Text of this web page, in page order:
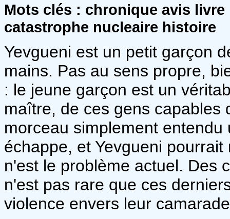
Mots clés : chronique avis
catastrophe nucleaire histoire
Yevgueni est un petit garçon
mains. Pas au sens propre,
: le jeune garçon est un
maître, de ces gens capables
morceau simplement
échappe, et Yevgueni
n'est le problème actuel. Des
n'est pas rare que ces
violence envers leur